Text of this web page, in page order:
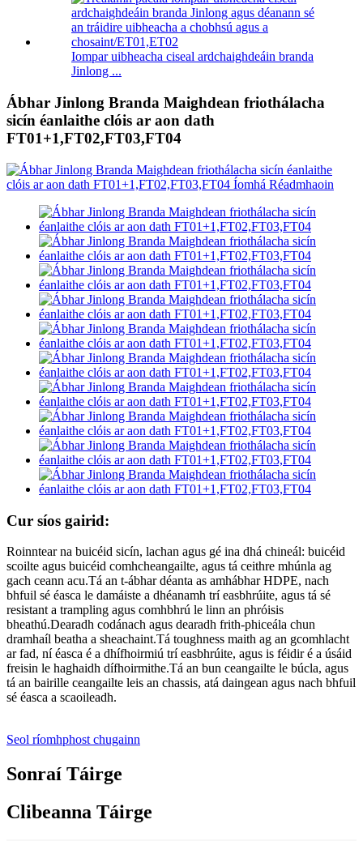
Iompar uibheacha ciseal ardchaighdeáin branda
Jinlong ...
Ábhar Jinlong Branda Maighdean friothálacha
sicín éanlaithe clóis ar aon dath
FT01+1,FT02,FT03,FT04
Cur síos gairid:
Roinntear na buicéid sicín, lachan agus gé ina dhá chineál: buicéid
scoilte agus buicéid comhcheangailte, agus tá ceithre mhúnla ag
gach ceann acu.Tá an t-ábhar déanta as amhábhar HDPE, nach
bhfuil sé éasca le damáiste a dhéanamh trí easbhrúite, agus tá sé
resistant a trampling agus comhbhrú le linn an phróisis
bheathú.Dearadh codánach agus dearadh frith-phiceála chun
dramhaíl beatha a sheachaint.Tá toughness maith ag an gcomhlacht
ar fad, ní éasca é a dhífhoirmiú trí easbhrúite, agus is féidir é a úsáid
freisin le haghaidh dífhoirmithe.Tá an bun ceangailte le búcla, agus
tá an bairille ceangailte leis an chassis, atá daingean agus nach bhfuil
sé éasca a scaoileadh.
Seol ríomhphost chugainn
Sonraí Táirge
Clibeanna Táirge